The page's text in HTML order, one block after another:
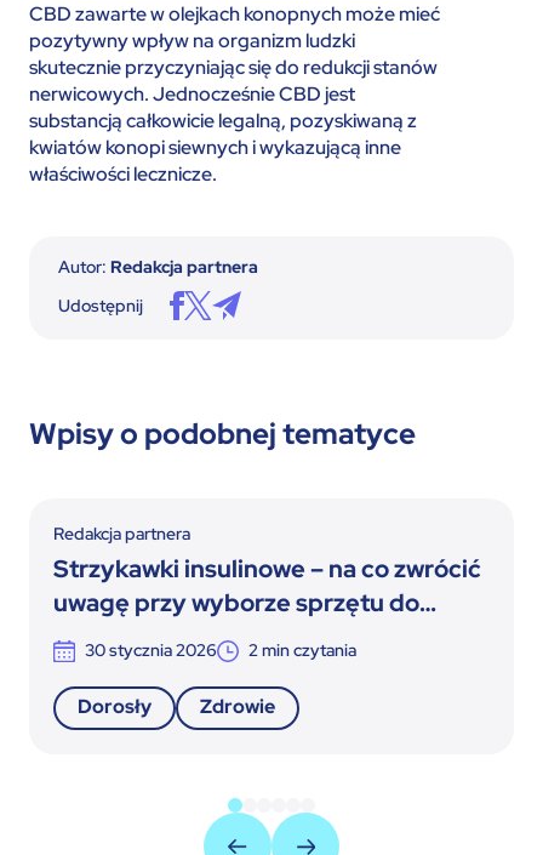
CBD zawarte w olejkach konopnych może mieć
pozytywny wpływ na organizm ludzki
skutecznie przyczyniając się do redukcji stanów
nerwicowych. Jednocześnie CBD jest
substancją całkowicie legalną, pozyskiwaną z
kwiatów konopi siewnych i wykazującą inne
właściwości lecznicze.
Autor: Redakcja partnera
Udostępnij
Wpisy o podobnej tematyce
Redakcja partnera
Strzykawki insulinowe – na co zwrócić
uwagę przy wyborze sprzętu do
terapii insulinowej
30 stycznia 2026 2min czytania
Dorosły Zdrowie